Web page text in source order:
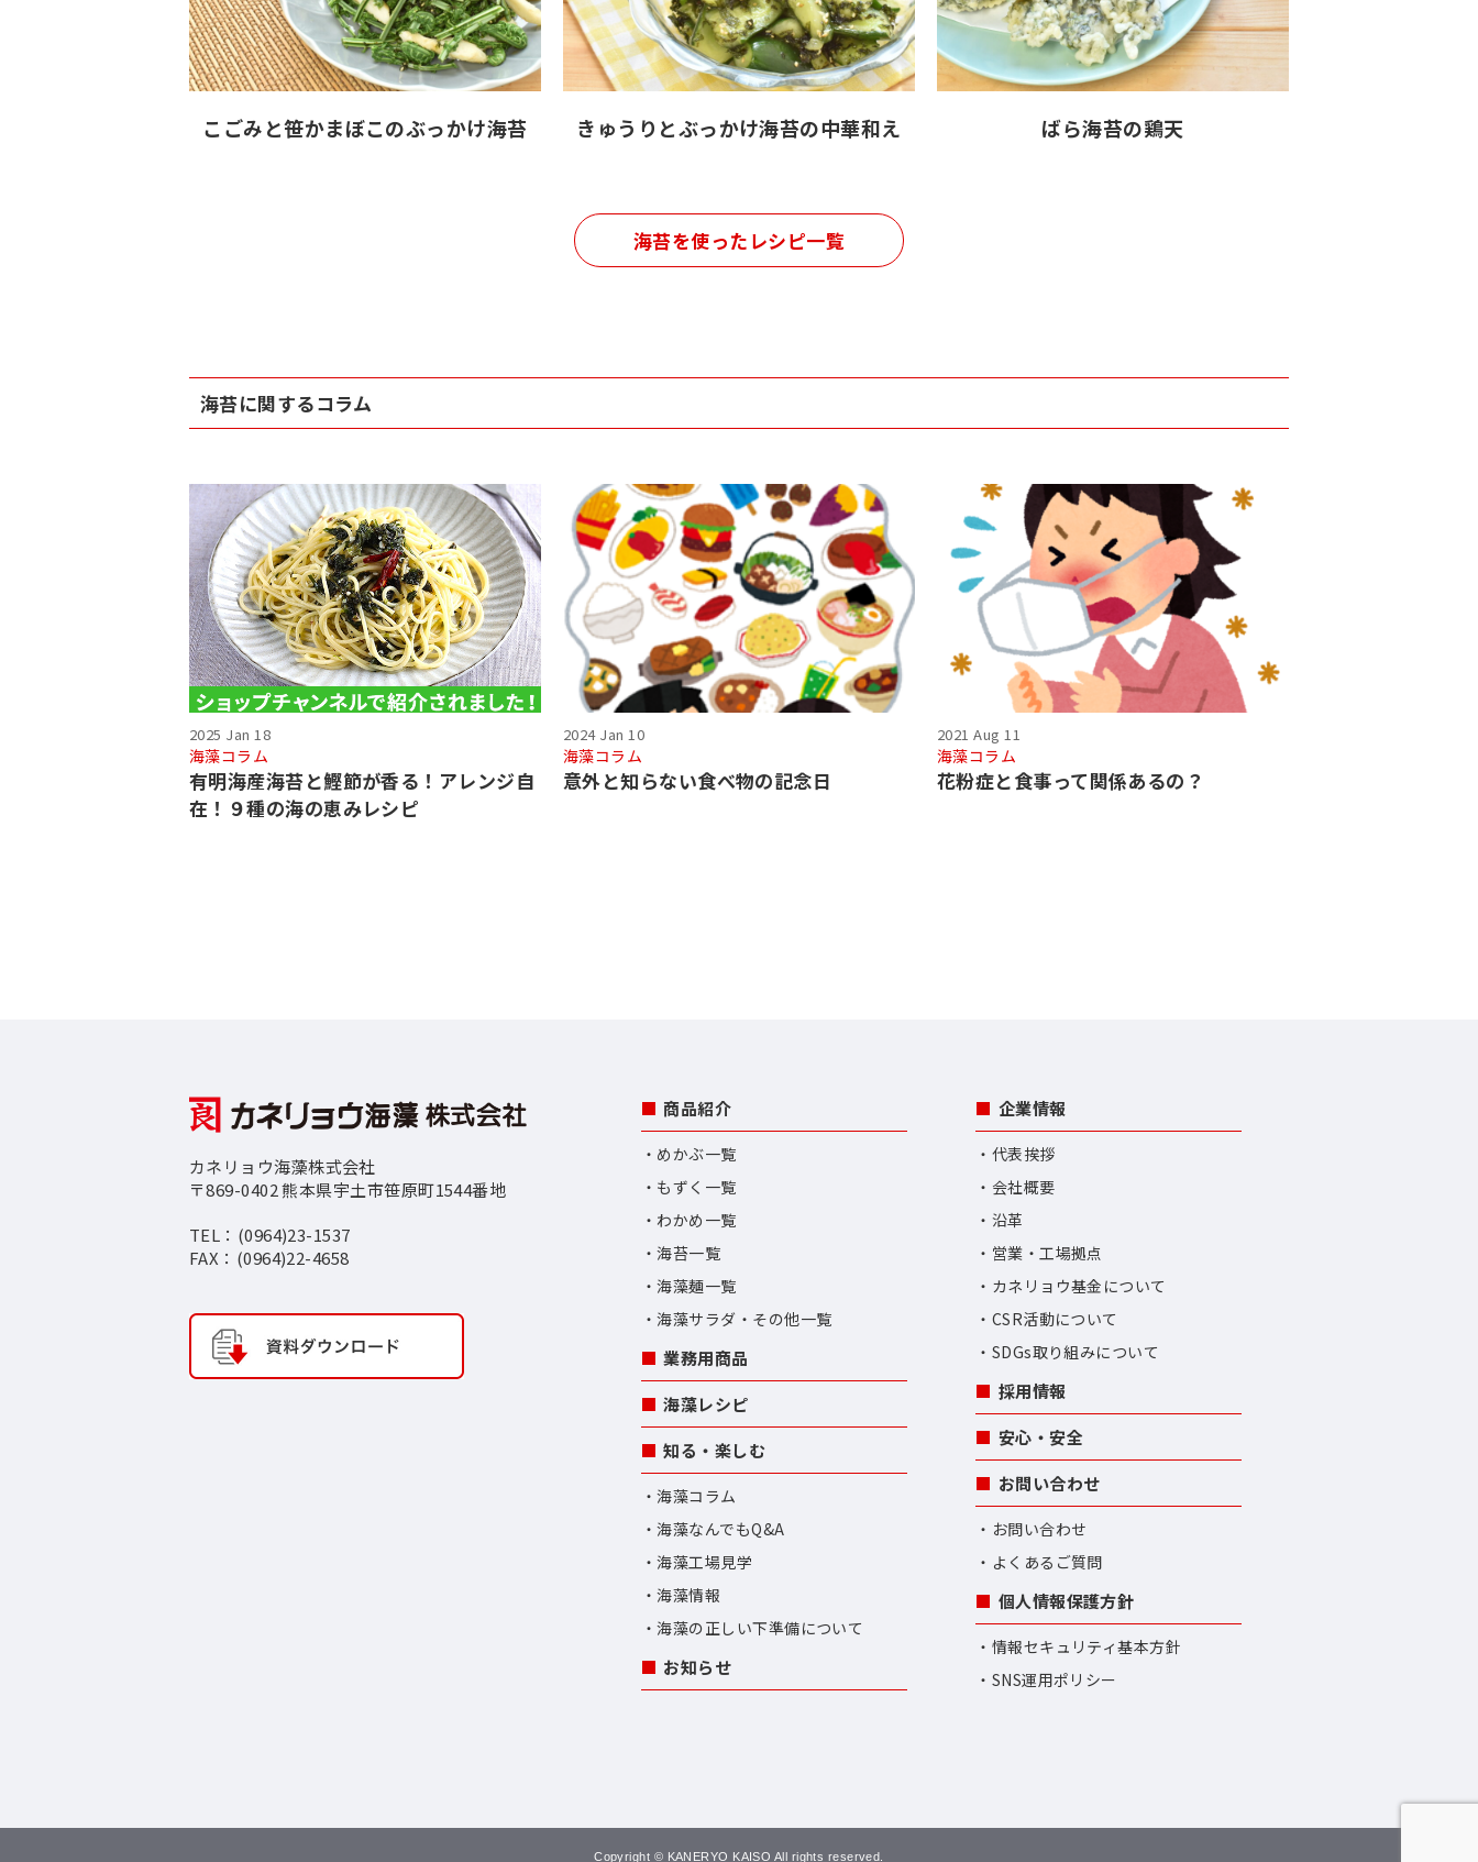
こごみと笹かまぼこのぶっかけ海苔 きゅうりとぶっかけ海苔の中華和え ばら海苔の鶏天
海苔を使ったレシピ一覧
海苔に関するコラム
2025 Jan 18
海藻コラム
有明海産海苔と鰹節が香る！アレンジ自
在！９種の海の恵みレシピ
2024 Jan 10
海藻コラム
意外と知らない食べ物の記念日
2021 Aug 11
海藻コラム
花粉症と食事って関係あるの？
カネリョウ海藻株式会社
〒869-0402 熊本県宇土市笹原町1544番地
TEL：(0964)23-1537
FAX：(0964)22-4658
商品紹介
めかぶ一覧
もずく一覧
わかめ一覧
海苔一覧
海藻麺一覧
海藻サラダ・その他一覧
業務用商品
海藻レシピ
知る・楽しむ
海藻コラム
海藻なんでもQ&A
海藻工場見学
海藻情報
海藻の正しい下準備について
お知らせ
企業情報
代表挨拶
会社概要
沿革
営業・工場拠点
カネリョウ基金について
CSR活動について
SDGs取り組みについて
採用情報
安心・安全
お問い合わせ
お問い合わせ
よくあるご質問
個人情報保護方針
情報セキュリティ基本方針
SNS運用ポリシー
Copyright © KANERYO KAISO All rights reserved.